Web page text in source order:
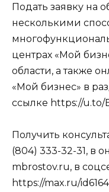
Подать заявку на
несколькими
центрах «Мой
области, а также
«Мой бизнес» в
ссылке https://u.to/
Получить
(804) 333-32-31, в
mbrostov.ru, в
https://max.ru/